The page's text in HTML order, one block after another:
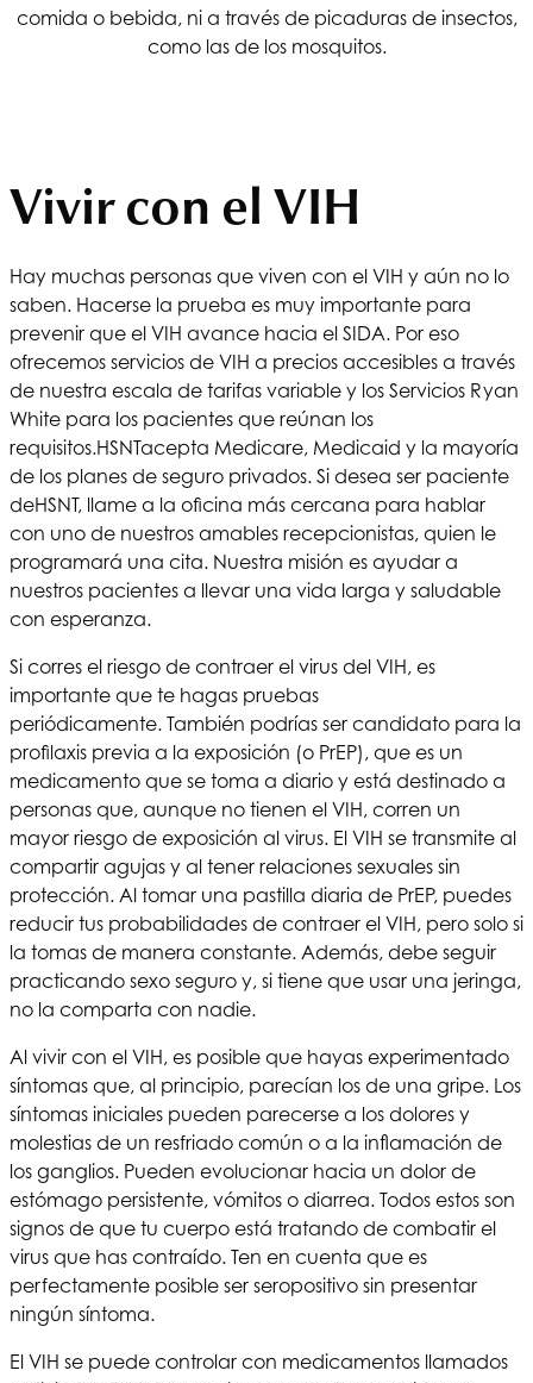
comida o bebida, ni a través de picaduras de insectos,
como las de los mosquitos.
Vivir con el VIH
Hay muchas personas que viven con el VIH y aún no lo
saben. Hacerse la prueba es muy importante para
prevenir que el VIH avance hacia el SIDA. Por eso
ofrecemos servicios de VIH a precios accesibles a través
de nuestra escala de tarifas variable y los Servicios Ryan
White para los pacientes que reúnan los
requisitos.HSNTacepta Medicare, Medicaid y la mayoría
de los planes de seguro privados. Si desea ser paciente
deHSNT, llame a la oficina más cercana para hablar
con uno de nuestros amables recepcionistas, quien le
programará una cita. Nuestra misión es ayudar a
nuestros pacientes a llevar una vida larga y saludable
con esperanza.
Si corres el riesgo de contraer el virus del VIH, es
importante que te hagas pruebas
periódicamente. También podrías ser candidato para la
profilaxis previa a la exposición (o PrEP), que es un
medicamento que se toma a diario y está destinado a
personas que, aunque no tienen el VIH, corren un
mayor riesgo de exposición al virus. El VIH se transmite al
compartir agujas y al tener relaciones sexuales sin
protección. Al tomar una pastilla diaria de PrEP, puedes
reducir tus probabilidades de contraer el VIH, pero solo si
la tomas de manera constante. Además, debe seguir
practicando sexo seguro y, si tiene que usar una jeringa,
no la comparta con nadie.
Al vivir con el VIH, es posible que hayas experimentado
síntomas que, al principio, parecían los de una gripe. Los
síntomas iniciales pueden parecerse a los dolores y
molestias de un resfriado común o a la inflamación de
los ganglios. Pueden evolucionar hacia un dolor de
estómago persistente, vómitos o diarrea. Todos estos son
signos de que tu cuerpo está tratando de combatir el
virus que has contraído. Ten en cuenta que es
perfectamente posible ser seropositivo sin presentar
ningún síntoma.
El VIH se puede controlar con medicamentos llamados